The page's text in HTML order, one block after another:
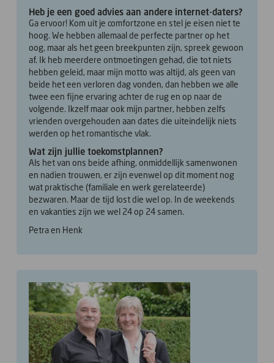
Heb je een goed advies aan andere internet-daters?
Ga ervoor! Kom uit je comfortzone en stel je eisen niet te
hoog. We hebben allemaal de perfecte partner op het
oog, maar als het geen breekpunten zijn, spreek gewoon
af. Ik heb meerdere ontmoetingen gehad, die tot niets
hebben geleid, maar mijn motto was altijd, als geen van
beide het een verloren dag vonden, dan hebben we alle
twee een fijne ervaring achter de rug en op naar de
volgende. Ikzelf maar ook mijn partner, hebben zelfs
vrienden overgehouden aan dates die uiteindelijk niets
werden op het romantische vlak.
Wat zijn jullie toekomstplannen?
Als het van ons beide afhing, onmiddellijk samenwonen
en nadien trouwen, er zijn evenwel op dit moment nog
wat praktische (familiale en werk gerelateerde)
bezwaren. Maar de tijd lost die wel op. In de weekends
en vakanties zijn we wel 24 op 24 samen.
Petra en Henk